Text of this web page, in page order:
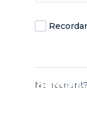
No account?
Journals